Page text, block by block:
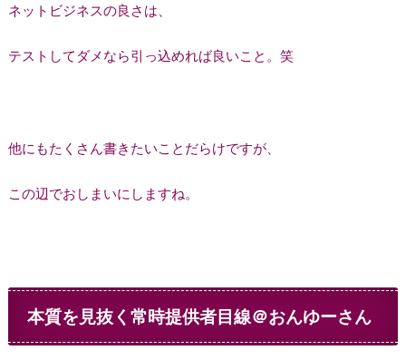
ネットビジネスの良さは、
テストしてダメなら引っ込めれば良いこと。笑
他にもたくさん書きたいことだらけですが、
この辺でおしまいにしますね。
本質を見抜く常時提供者目線＠おんゆーさん